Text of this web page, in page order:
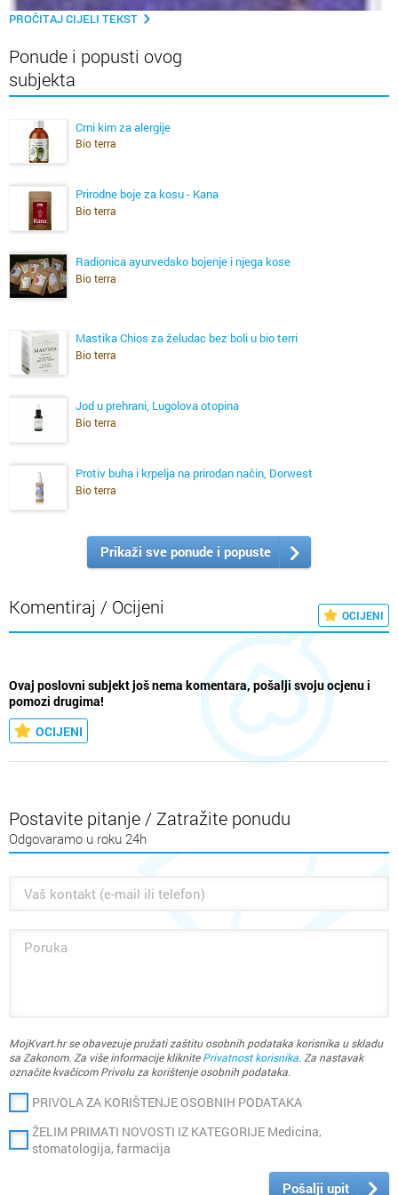
matičnu mliječ, propolis, cvjetni prah, med
Ayurvedske proizvode
biljne preparate, čajeve
vitamine, minerale
prirodnu kozmetiku Avalis, dr. Stribor, Argital, Natura Rab
PROČITAJ CIJELI TEKST
Ponude i popusti ovog
subjekta
Crni kim za alergije
Bio terra
Prirodne boje za kosu - Kana
Bio terra
Radionica ayurvedsko bojenje i njega kose
Bio terra
Mastika Chios za želudac bez boli u bio terri
Bio terra
Jod u prehrani, Lugolova otopina
Bio terra
Protiv buha i krpelja na prirodan način, Dorwest
Bio terra
Prikaži sve ponude i popuste
Komentiraj / Ocijeni OCIJENI
Ovaj poslovni subjekt još nema komentara, pošalji svoju ocjenu i
pomozi drugima!
OCIJENI
Postavite pitanje / Zatražite ponudu
Odgovaramo u roku 24h
MojKvart.hr se obavezuje pružati zaštitu osobnih podataka korisnika u skladu
sa Zakonom. Za više informacije kliknitePrivatnost korisnika. Za nastavak
označite kvačicom Privolu za korištenje osobnih podataka.
PRIVOLA ZA KORIŠTENJE OSOBNIH PODATAKA
ŽELIM PRIMATI NOVOSTI IZ KATEGORIJE Medicina,
stomatologija, farmacija
Pošalji upit